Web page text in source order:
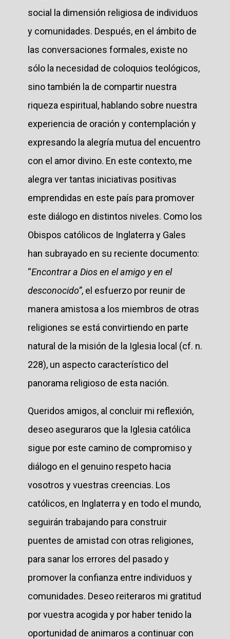
social la dimensión religiosa de individuos
y comunidades. Después, en el ámbito de
las conversaciones formales, existe no
sólo la necesidad de coloquios teológicos,
sino también la de compartir nuestra
riqueza espiritual, hablando sobre nuestra
experiencia de oración y contemplación y
expresando la alegría mutua del encuentro
con el amor divino. En este contexto, me
alegra ver tantas iniciativas positivas
emprendidas en este país para promover
este diálogo en distintos niveles. Como los
Obispos católicos de Inglaterra y Gales
han subrayado en su reciente documento:
“Encontrar a Dios en el amigo y en el
desconocido”, el esfuerzo por reunir de
manera amistosa a los miembros de otras
religiones se está convirtiendo en parte
natural de la misión de la Iglesia local (cf. n.
228), un aspecto característico del
panorama religioso de esta nación.
Queridos amigos, al concluir mi reflexión,
deseo aseguraros que la Iglesia católica
sigue por este camino de compromiso y
diálogo en el genuino respeto hacia
vosotros y vuestras creencias. Los
católicos, en Inglaterra y en todo el mundo,
seguirán trabajando para construir
puentes de amistad con otras religiones,
para sanar los errores del pasado y
promover la confianza entre individuos y
comunidades. Deseo reiteraros mi gratitud
por vuestra acogida y por haber tenido la
oportunidad de animaros a continuar con